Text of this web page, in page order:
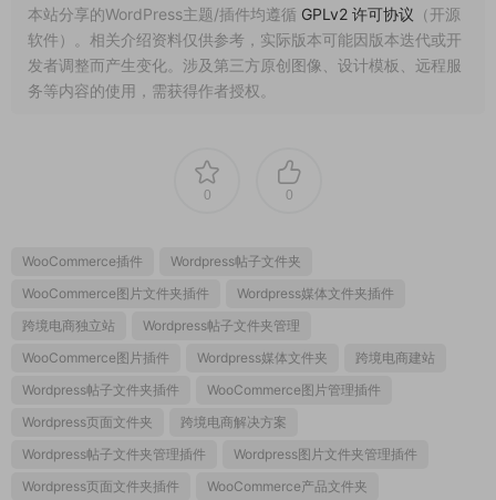
本站分享的WordPress主题/插件均遵循 GPLv2 许可协议 （开源
软件）。相关介绍资料仅供参考，实际版本可能因版本迭代或开
发者调整而产生变化。涉及第三方原创图像、设计模板、远程服
务等内容的使用，需获得作者授权。
0 0
WooCommerce插件
Wordpress帖子文件夹
WooCommerce图片文件夹插件
Wordpress媒体文件夹插件
跨境电商独立站
Wordpress帖子文件夹管理
WooCommerce图片插件
Wordpress媒体文件夹
跨境电商建站
Wordpress帖子文件夹插件
WooCommerce图片管理插件
Wordpress页面文件夹
跨境电商解决方案
Wordpress帖子文件夹管理插件
Wordpress图片文件夹管理插件
Wordpress页面文件夹插件
WooCommerce产品文件夹